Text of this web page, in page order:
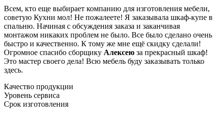
Всем, кто еще выбирает компанию для изготовления мебели,
советую Кухни мол! Не пожалеете! Я заказывала шкаф-купе в
спальню. Начиная с обсуждения заказа и заканчивая
монтажом никаких проблем не было. Все было сделано очень
быстро и качественно. К тому же мне ещё скидку сделали!
Огромное спасибо сборщику Алексею за прекрасный шкаф!
Это мастер своего дела! Всю мебель буду заказывать только
здесь.
Качество продукции
Уровень сервиса
Срок изготовления